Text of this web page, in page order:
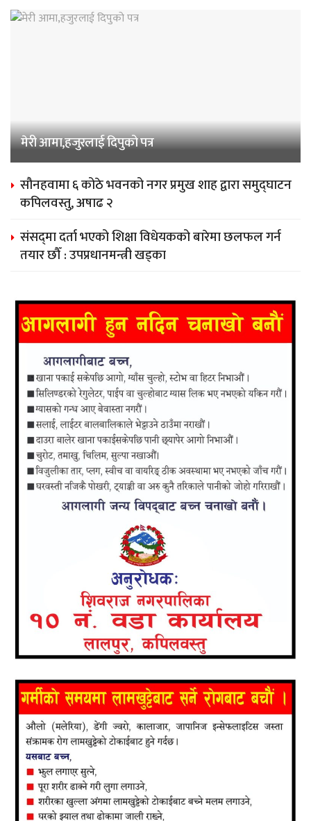
मेरी आमा,हजुरलाई दिपुको पत्र
सौनहवामा ६ कोठे भवनको नगर प्रमुख शाह द्वारा समुद्घाटन
कपिलवस्तु, अषाढ २
संसद्‌मा दर्ता भएको शिक्षा विधेयकको बारेमा छलफल गर्न
तयार छौँ : उपप्रधानमन्त्री खड्का